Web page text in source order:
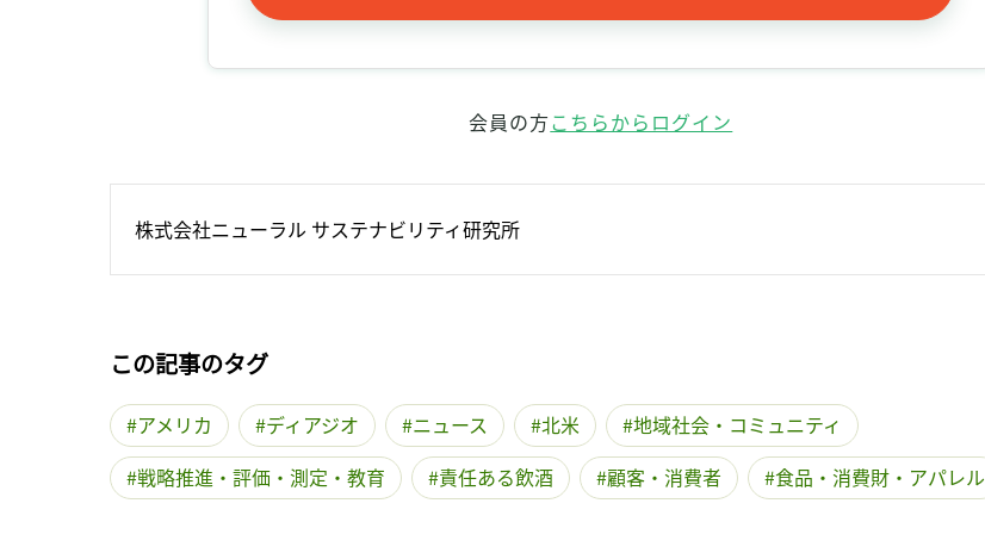
会員の方こちらからログイン
株式会社ニューラル サステナビリティ研究所
この記事のタグ
アメリカ ディアジオ ニュース 北米
地域社会・コミュニティ
戦略推進・評価・測定・教育
責任ある飲酒 顧客・消費者 食品・消費財・アパレル